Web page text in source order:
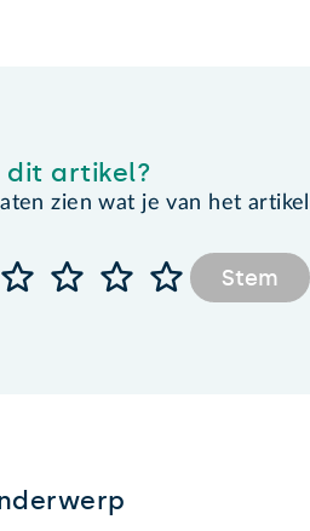
dit artikel?
zien wat je van het
Stem